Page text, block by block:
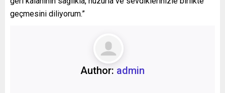
geçmesini diliyorum.”
Author: admin